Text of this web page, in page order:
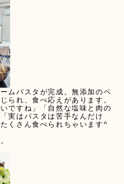
ムパスタが完成。無添加のベ
られ、食べ応えがあります。
ですね」「自然な塩味と肉の
実はパスタは苦手なんだけ
くさん食べられちゃいます^